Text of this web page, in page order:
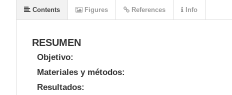
RESUMEN
Objetivo:
Materiales y métodos:
Resultados:
Contents Figures References Info